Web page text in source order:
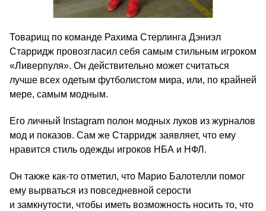
Товарищ по команде Рахима Стерлинга Дэниэл
Старридж провозгласил себя самым стильным игроком
«Ливерпуля». Он действительно может считаться
лучше всех одетым футболистом мира, или, по крайней
мере, самым модным.
Его личный Instagram полон модных луков из журналов
мод и показов. Сам же Старридж заявляет, что ему
нравится стиль одежды игроков НБА и НФЛ.
Он также как-то отметил, что Марио Балотелли помог
ему вырваться из повседневной серости
и замкнутости, чтобы иметь возможность носить то, что